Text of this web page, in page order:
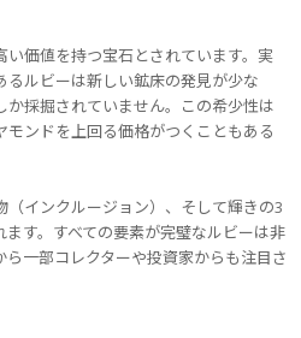
価値を持つ宝石とされています。実
ルビーは新しい鉱床の発見が少な
か採掘されていません。この希少性は
ンドを上回る価格がつくこともある
インクルージョン）、そして輝きの3
す。すべての要素が完璧なルビーは非
一部コレクターや投資家からも注目さ